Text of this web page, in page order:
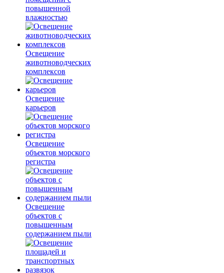
повышенной
влажностью
Освещение
животноводческих
комплексов
Освещение
карьеров
Освещение
объектов морского
регистра
Освещение
объектов с
повышенным
содержанием пыли